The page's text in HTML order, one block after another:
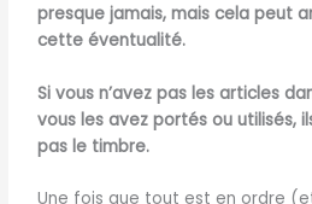
presque jamais, mais cela peut
cette éventualité.
Si vous n’avez pas les articles
vous les avez portés ou utilisés,
pas le timbre.
Une fois que tout est en ordre